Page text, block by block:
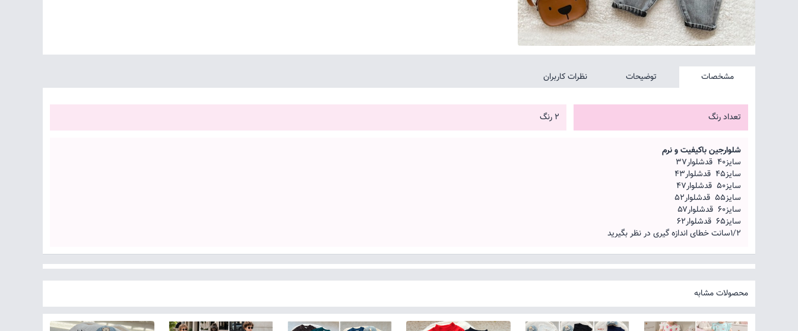
مشخصات توضیحات نظرات کاربران
تعداد رنگ 2 رنگ
شلوارجین باکیفیت و نرم
سایز۴۰ قدشلوار۳۷
سایز۴۵ قدشلوار۴۳
سایز۵۰ قدشلوار۴۷
سایز۵۵ قدشلوار۵۲
سایز۶۰ قدشلوار۵۷
سایز۶۵ قدشلوار۶۲
۱/۲سانت خطای اندازه گیری در نظر بگیرید
محصولات مشابه